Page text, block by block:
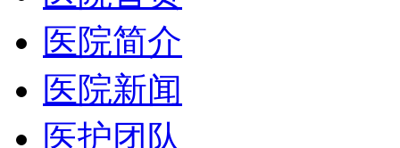
医院简介
医院新闻
医护团队